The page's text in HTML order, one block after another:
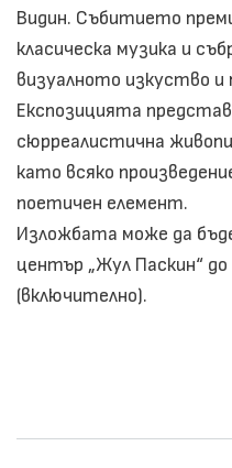
Видин. Събитието
класическа музика и
визуалното изкуство и
Експозицията
сюрреалистична
като всяко
поетичен елемент.
Изложбата може да
център „Жул Паскин“
(включително).